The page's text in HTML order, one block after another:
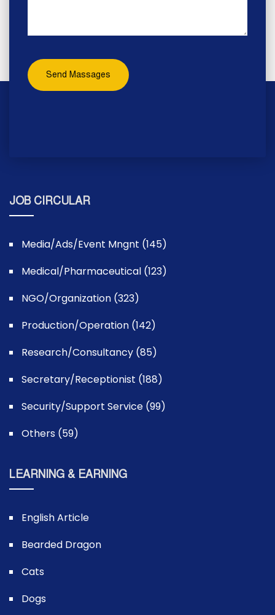
JOB CIRCULAR
Media/Ads/Event Mngnt (145)
Medical/Pharmaceutical (123)
NGO/Organization (323)
Production/Operation (142)
Research/Consultancy (85)
Secretary/Receptionist (188)
Security/Support Service (99)
Others (59)
LEARNING & EARNING
English Article
Bearded Dragon
Cats
Dogs